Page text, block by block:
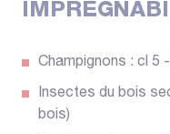
Champignons : cl 5
Insectes du bois
bois)